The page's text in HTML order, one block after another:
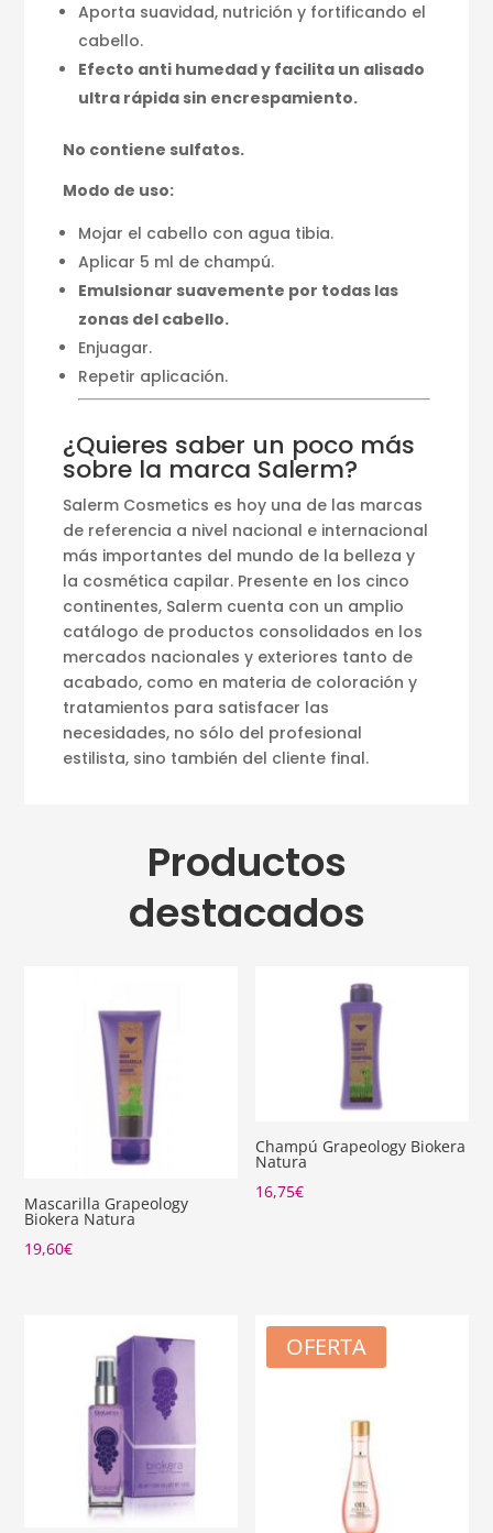
Aporta suavidad, nutrición y fortificando el
cabello.
Efecto anti humedad y facilita un alisado
ultra rápida sin encrespamiento.
No contiene sulfatos.
Modo de uso:
Mojar el cabello con agua tibia.
Aplicar 5 ml de champú.
Emulsionar suavemente por todas las
zonas del cabello.
Enjuagar.
Repetir aplicación.
¿Quieres saber un poco más
sobre la marca Salerm?
Salerm Cosmetics es hoy una de las marcas
de referencia a nivel nacional e internacional
más importantes del mundo de la belleza y
la cosmética capilar. Presente en los cinco
continentes, Salerm cuenta con un amplio
catálogo de productos consolidados en los
mercados nacionales y exteriores tanto de
acabado, como en materia de coloración y
tratamientos para satisfacer las
necesidades, no sólo del profesional
estilista, sino también del cliente final.
Productos
destacados
Mascarilla Grapeology
Biokera Natura
19,60€
Champú Grapeology Biokera
Natura
16,75€
OFERTA